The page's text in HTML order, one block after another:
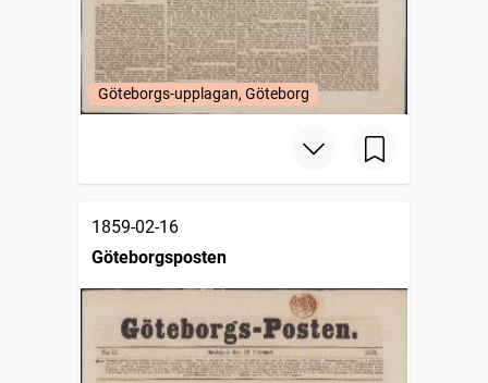
Göteborgs-upplagan, Göteborg
1859-02-16
Göteborgsposten